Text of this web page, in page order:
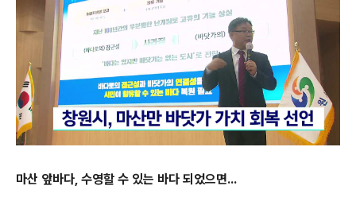
마산 앞바다, 수영할 수 있는 바다 되었으면...